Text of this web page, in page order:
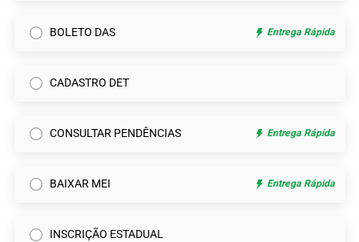
BOLETO DAS Entrega Rápida
CADASTRO DET
CONSULTAR PENDÊNCIAS Entrega Rápida
BAIXAR MEI Entrega Rápida
INSCRIÇÃO ESTADUAL